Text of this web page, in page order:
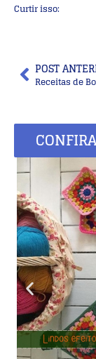
Curtir isso:
POST